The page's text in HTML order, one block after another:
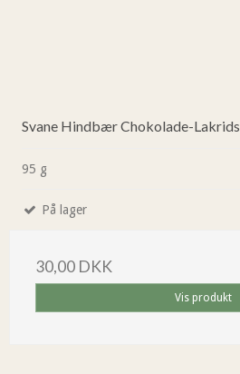
Svane Hindbær Chokolade-Lakrids
95 g
På lager
30,00 DKK
Vis produkt